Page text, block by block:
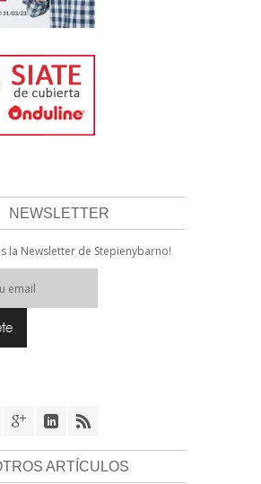
NEWSLETTER
la Newsletter de Stepienybarno!
ARTÍCULOS